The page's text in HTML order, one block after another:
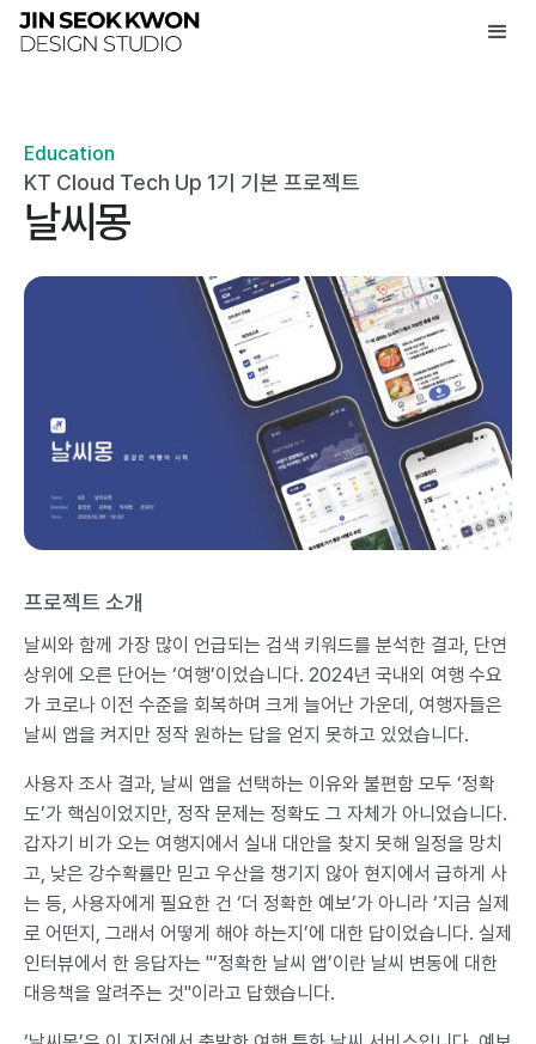
Education
KT Cloud Tech Up 1기 기본 프로젝트
날씨몽
프로젝트 소개
날씨와 함께 가장 많이 언급되는 검색 키워드를 분석한 결과, 단연
상위에 오른 단어는 ‘여행’이었습니다. 2024년 국내외 여행 수요
가 코로나 이전 수준을 회복하며 크게 늘어난 가운데, 여행자들은
날씨 앱을 켜지만 정작 원하는 답을 얻지 못하고 있었습니다.
사용자 조사 결과, 날씨 앱을 선택하는 이유와 불편함 모두 ‘정확
도’가 핵심이었지만, 정작 문제는 정확도 그 자체가 아니었습니다.
갑자기 비가 오는 여행지에서 실내 대안을 찾지 못해 일정을 망치
고, 낮은 강수확률만 믿고 우산을 챙기지 않아 현지에서 급하게 사
는 등, 사용자에게 필요한 건 ‘더 정확한 예보’가 아니라 ‘지금 실제
로 어떤지, 그래서 어떻게 해야 하는지’에 대한 답이었습니다. 실제
인터뷰에서 한 응답자는 "‘정확한 날씨 앱’이란 날씨 변동에 대한
대응책을 알려주는 것"이라고 답했습니다.